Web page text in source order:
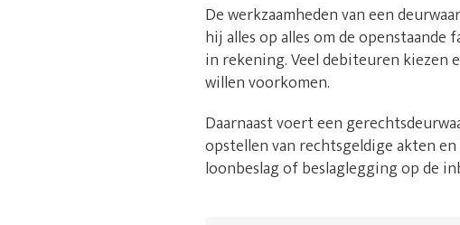
De werkzaamheden van een
hij alles op alles om de
in rekening. Veel debiteuren kiezen
willen voorkomen.
Daarnaast voert een
opstellen van rechtsgeldige akten
loonbeslag of beslaglegging op de